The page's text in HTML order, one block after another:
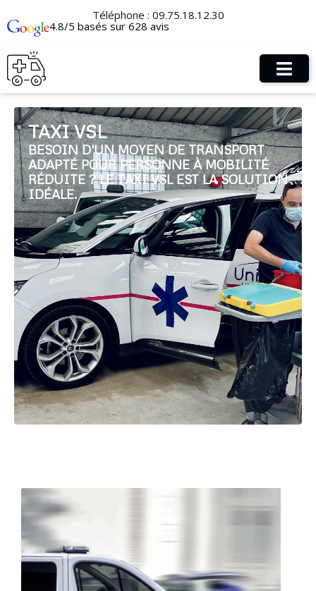
Téléphone : 09.75.18.12.30
4.8/5 basés sur 628 avis
TAXI VSL
BESOIN D'UN MOYEN DE TRANSPORT
ADAPTÉ POUR PERSONNE À MOBILITÉ
RÉDUITE ? LE TAXI VSL EST LA SOLUTION
IDÉALE.